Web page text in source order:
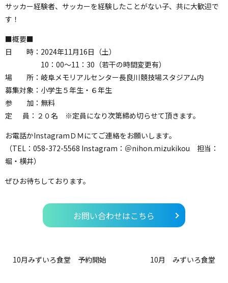
サッカー経験者、サッカーを経験したことがない子、共に大歓迎で
す！
■概要■
日 時：2024年11月16日（土）
10：00～11：30（若干の時間変更有）
場 所：岐阜メモリアルセンター長良川競技場スタジアム内
募集対象：小学生５年生・６年生
参 加：無料
定 員：２０名 ※定員になり次第締め切らせて頂きます。
お電話かInstagramＤＭにてご連絡をお願いします。
（TEL：058-372-5568 Instagram：＠nihon.mizukikou 担当：
堀・横井）
ぜひお待ちしております。
お問い合わせはこちら
10月みずいろ食堂 予約開始 10月 みずいろ食堂